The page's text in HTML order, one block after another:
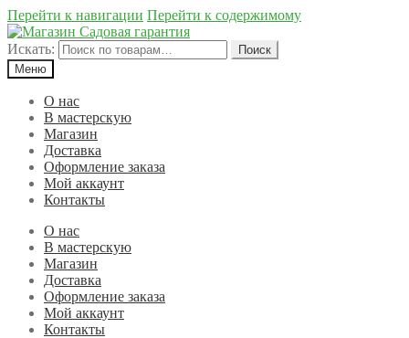
Перейти к навигации Перейти к содержимому
Искать:
Поиск
Меню
О нас
В мастерскую
Магазин
Доставка
Оформление заказа
Мой аккаунт
Контакты
О нас
В мастерскую
Магазин
Доставка
Оформление заказа
Мой аккаунт
Контакты